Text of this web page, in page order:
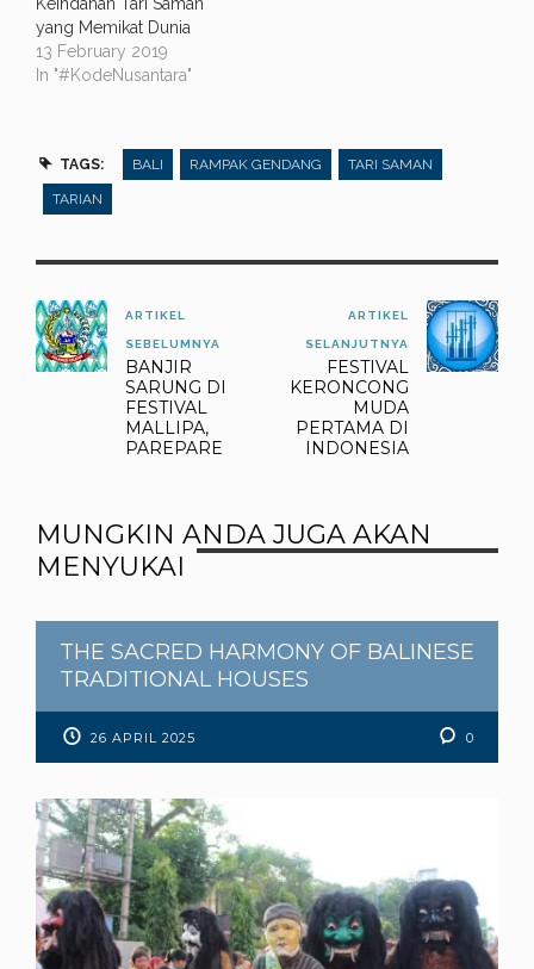
yang Memikat Dunia
13 February 2019
In "#KodeNusantara"
TAGS: BALI RAMPAK GENDANG TARI SAMAN
TARIAN
ARTIKEL
SEBELUMNYA
BANJIR
SARUNG DI
FESTIVAL
MALLIPA,
PAREPARE
ARTIKEL
SELANJUTNYA
FESTIVAL
KERONCONG
MUDA
PERTAMA DI
INDONESIA
MUNGKIN ANDA JUGA AKAN
MENYUKAI
THE SACRED HARMONY OF BALINESE
TRADITIONAL HOUSES
26 APRIL 2025 0